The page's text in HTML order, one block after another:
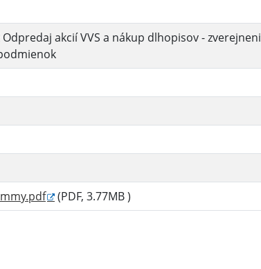
Reset
akcií VVS a nákup dlhopisov -
(PDF, 3.77MB )